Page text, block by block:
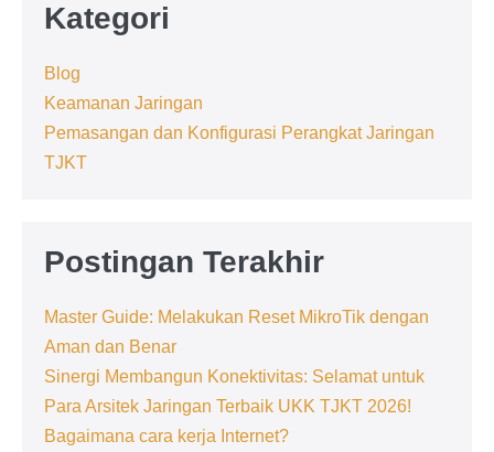
Kategori
Blog
Keamanan Jaringan
Pemasangan dan Konfigurasi Perangkat Jaringan
TJKT
Postingan Terakhir
Master Guide: Melakukan Reset MikroTik dengan
Aman dan Benar
Sinergi Membangun Konektivitas: Selamat untuk
Para Arsitek Jaringan Terbaik UKK TJKT 2026!
Bagaimana cara kerja Internet?